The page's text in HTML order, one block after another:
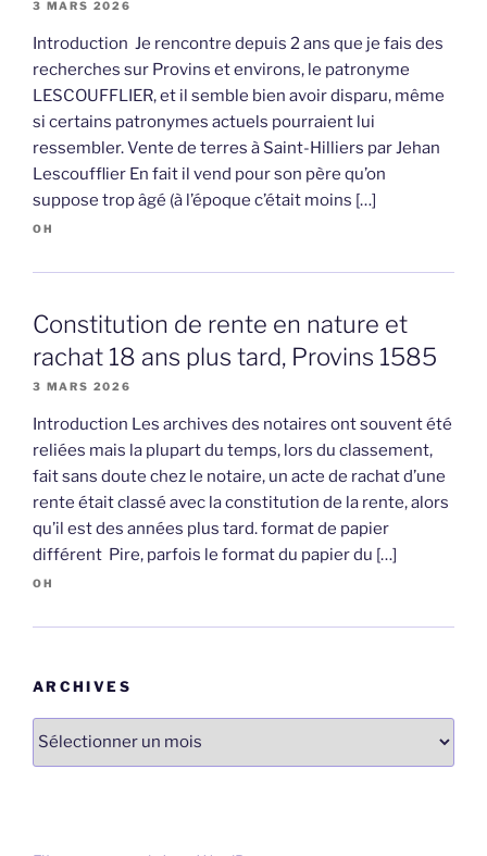
3 MARS 2026
Introduction Je rencontre depuis 2 ans que je fais des
recherches sur Provins et environs, le patronyme
LESCOUFFLIER, et il semble bien avoir disparu, même
si certains patronymes actuels pourraient lui
ressembler. Vente de terres à Saint-Hilliers par Jehan
Lescoufflier En fait il vend pour son père qu’on
suppose trop âgé (à l’époque c’était moins […]
OH
Constitution de rente en nature et
rachat 18 ans plus tard, Provins 1585
3 MARS 2026
Introduction Les archives des notaires ont souvent été
reliées mais la plupart du temps, lors du classement,
fait sans doute chez le notaire, un acte de rachat d’une
rente était classé avec la constitution de la rente, alors
qu’il est des années plus tard. format de papier
différent Pire, parfois le format du papier du […]
OH
ARCHIVES
Archives